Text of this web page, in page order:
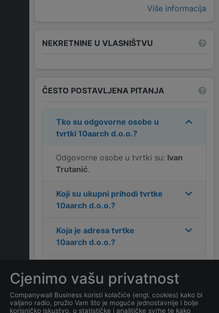
Više informacija
NEKRETNINE U VLASNIŠTVU
ČESTO POSTAVLJENA PITANJA
Tko su odgovorne osobe u
tvrtki 10aarch d.o.o.?
Odgovorne osobe u tvrtki su: Ivan
Trutanić.
Koji su ukupni prihodi tvrtke
10aarch d.o.o.?
Koja je adresa tvrtke
10aarch d.o.o.?
10aarch d.o.o.?
Koliko ima zaposlenih
Cjenimo vašu privatnost
Companywall Business koristi kolačiće (engl. cookies) kako bi
valjano radio, pružio Vam što je moguće jednostavnije i bolje
korisničko iskustvo, u statističke i analitičke svrhe te kako